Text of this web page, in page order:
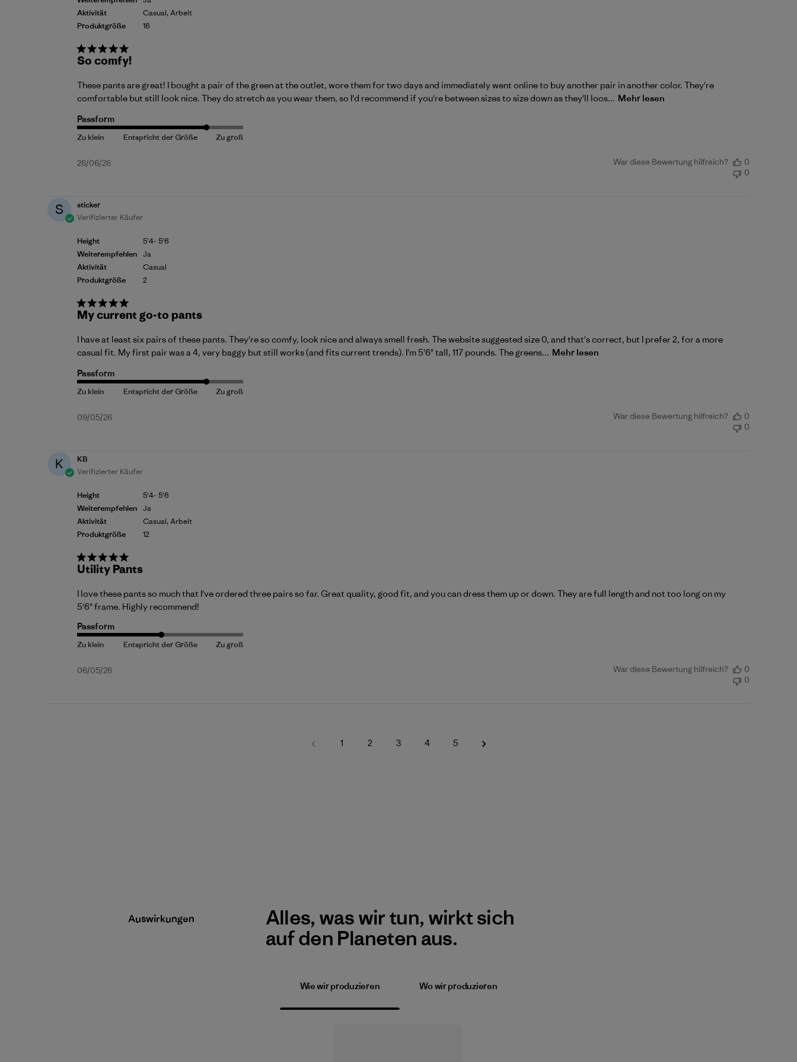
Aktivität
Produktgröße
Casual, Arbeit
16
So comfy!
These pants are great! I bought a pair of the green at the outlet, wore them for two days and immediately went online to buy another pair in another color. They're
comfortable but still look nice. They do stretch as you wear them, so I'd recommend if you're between sizes to size down as they'll loos... Mehr lesen
Passform
Veröffentlichungsdatum
26/06/26 War diese Bewertung hilfreich?
0
0
S
sticker
Verifizierter Käufer
Height
Weiterempfehlen
Aktivität
Produktgröße
5'4- 5'6
Ja
Casual
2
My current go-to pants
I have at least six pairs of these pants. They're so comfy, look nice and always smell fresh. The website suggested size 0, and that's correct, but I prefer 2, for a more
casual fit. My first pair was a 4, very baggy but still works (and fits current trends). I'm 5'6" tall, 117 pounds. The greens... Mehr lesen
Passform
Veröffentlichungsdatum
09/05/26 War diese Bewertung hilfreich?
0
0
K
KB
Verifizierter Käufer
Height
Weiterempfehlen
Aktivität
Produktgröße
5'4- 5'6
Ja
Casual, Arbeit
12
Utility Pants
I love these pants so much that I've ordered three pairs so far. Great quality, good fit, and you can dress them up or down. They are full length and not too long on my
5'6" frame. Highly recommend!
Passform
Veröffentlichungsdatum
06/05/26 War diese Bewertung hilfreich?
0
0
1 2 3 4 5
Auswirkungen
Alles, was wir tun, wirkt sich
auf den Planeten aus.
Wie wir produzieren Wo wir produzieren